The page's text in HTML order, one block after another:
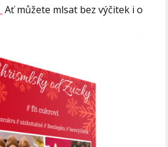
Ať můžete mlsat bez výčitek i o